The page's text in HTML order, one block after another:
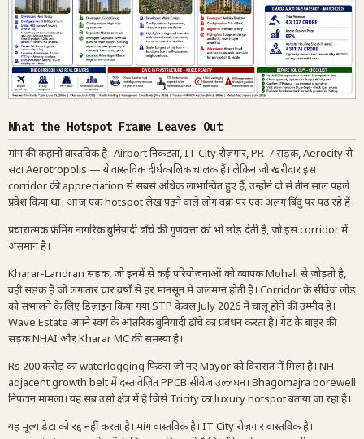
What the Hotspot Frame Leaves Out
मांग की कहानी वास्तविक है। Airport निकटता, IT City रोज़गार, PR-7 सड़क, Aerocity से
सटा Aerotropolis — ये वास्तविक दीर्घकालिक चालक हैं। लेकिन जो खरीदार इस
corridor की appreciation से सबसे अधिक लाभान्वित हुए हैं, उन्होंने दो से तीन साल पहले
प्रवेश किया था। आज एक hotspot लेख पढ़ने वाले लोग वक्र पर एक अलग बिंदु पर पढ़ रहे हैं।
प्रचारात्मक फ्रेमिंग नागरिक बुनियादी ढाँचे की गुणवत्ता को भी छोड़ देती है, जो इस corridor में
असमान है।
Kharar-Landran सड़क, जो इनमें से कई परियोजनाओं को व्यापक Mohali से जोड़ती है,
वही सड़क है जो लगातार चार वर्षों से हर मानसून में जलमग्न होती है। Corridor के सीवेज लोड
को संभालने के लिए डिज़ाइन किया गया STP केवल July 2026 में चालू होने की उम्मीद है।
Wave Estate अपने स्वयं के आंतरिक बुनियादी ढाँचे का प्रबंधन करता है। गेट के बाहर की
सड़क NHAI और Kharar MC की समस्या है।
Rs 200 करोड़ का waterlogging फिक्स जो नए Mayor को विरासत में मिला है। NH-
adjacent growth belt में दस्तावेज़ित PPCB सीवेज उल्लंघन। Bhagomajra borewell
निपटान मामला। यह सब उसी क्षेत्र में है जिसे Tricity का luxury hotspot बताया जा रहा है।
यह मूल्य डेटा को रद्द नहीं करता है। मांग वास्तविक है। IT City रोज़गार वास्तविक है।